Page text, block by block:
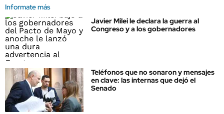
Informate más
Javier Milei le declara la guerra al
Congreso y a los gobernadores
Teléfonos que no sonaron y mensajes
en clave: las internas que dejó el
Senado